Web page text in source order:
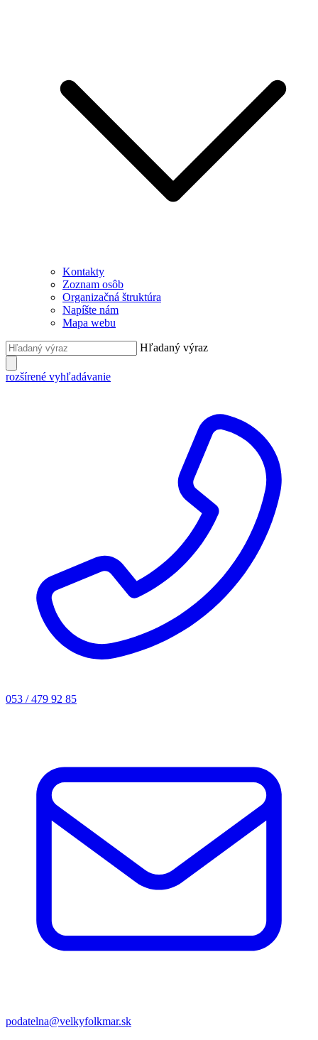
Kontakty
Zoznam osôb
Organizačná štruktúra
Napíšte nám
Mapa webu
Hľadaný výraz
rozšírené vyhľadávanie
053 / 479 92 85
podatelna@velkyfolkmar.sk